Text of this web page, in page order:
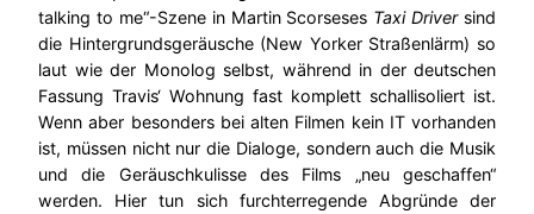
talking to me“-Szene in Martin Scorseses Taxi Driversind
die Hintergrundsgeräusche (New Yorker Straßenlärm) so
laut wie der Monolog selbst, während in der deutschen
Fassung Travis‘ Wohnung fast komplett schallisoliert ist.
Wenn aber besonders bei alten Filmen kein IT vorhanden
ist, müssen nicht nur die Dialoge, sondern auch die Musik
und die Geräuschkulisse des Films „neu geschaffen“
werden. Hier tun sich furchterregende Abgründe der